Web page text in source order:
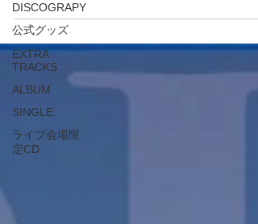
DISCOGRAPY
公式グッズ
EXTRA
TRACKS
ALBUM
SINGLE
ライブ会場限
定CD
ただけます。 1週間だけの期間限定でとなります
で、ぜひ、お見逃しなく！...